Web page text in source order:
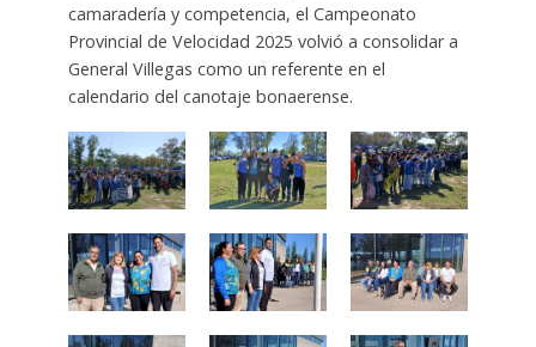
camaradería y competencia, el Campeonato
Provincial de Velocidad 2025 volvió a consolidar a
General Villegas como un referente en el
calendario del canotaje bonaerense.